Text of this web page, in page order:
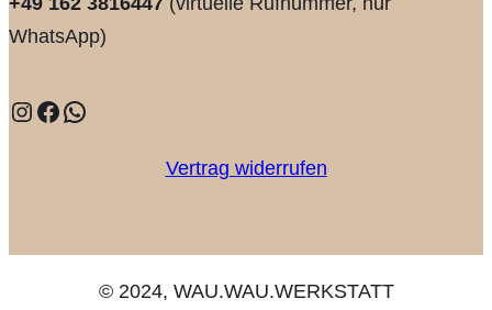
WhatsApp)
Instagram Facebook WhatsApp
Vertrag widerrufen
© 2024, WAU.WAU.WERKSTATT